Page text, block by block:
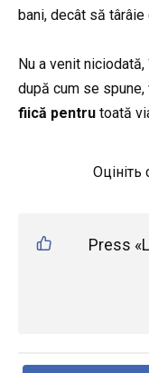
bani, decât să târâie
Nu a venit
după cum se spune,
fiică pentru toată
Оцініть
Press